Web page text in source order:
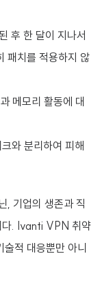
후 한 달이 지나서
패치를 적용하지 않
메모리 활동에 대
와 분리하여 피해
, 기업의 생존과 직
다. Ivanti VPN 취약
적 대응뿐만 아니